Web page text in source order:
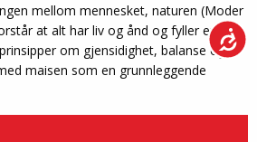
mellom mennesket, naturen (Moder
at alt har liv og ånd og fyller en
om gjensidighet, balanse og
maisen som en grunnleggende